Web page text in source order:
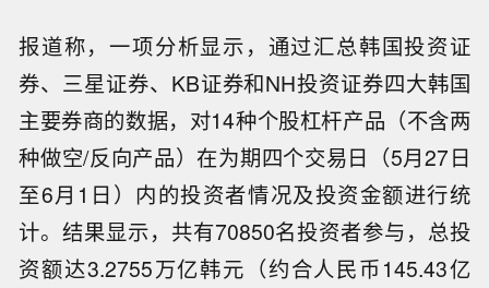
报道称，一项分析显示，通过汇总韩国投资证
券、三星证券、KB证券和NH投资证券四大韩国
主要券商的数据，对14种个股杠杆产品（不含两
种做空/反向产品）在为期四个交易日（5月27日
至6月1日）内的投资者情况及投资金额进行统
计。结果显示，共有70850名投资者参与，总投
资额达3.2755万亿韩元（约合人民币145.43亿